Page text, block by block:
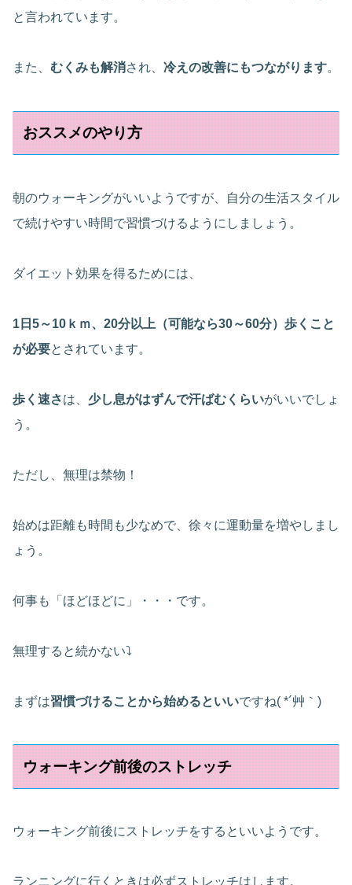
と言われています。
また、 むくみも解消され、 冷えの改善にもつながります。
おススメのやり方
朝のウォーキングがいいようですが、自分の生活スタイル
で続けやすい時間で習慣づけるようにしましょう。
ダイエット効果を得るためには、
1日5～10ｋｍ、20分以上（可能なら30～60分）歩くこと
が必要とされています。
歩く速さは、 少し息がはずんで汗ばむくらいがいいでしょ
う。
ただし、無理は禁物！
始めは距離も時間も少なめで、徐々に運動量を増やしまし
ょう。
何事も「ほどほどに」・・・です。
無理すると続かない⤵
まずは習慣づけることから始めるといいですね( *´艸｀)
ウォーキング前後のストレッチ
ウォーキング前後にストレッチをするといいようです。
ランニングに行くときは必ずストレッチはします。